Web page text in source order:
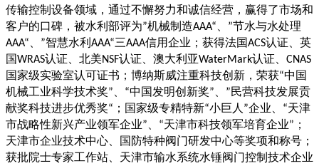
传输控制设备领域，通过不懈努力和诚信经营，赢得了市场和
客户的口碑，被水利部评为”机械制造AAA“ ”节水与水处理
AAA“ ”智慧水利 AAA“三AAA信用企业；获得法国ACS认证、英
国WRAS认证、北美NSF认证、澳大利亚WaterMark认证、 CNAS
国家级实验室认可证书；博纳斯威注重科技创新，荣获“中国
机械工业科学技术奖” “中国发明创新奖” ”民营科技发展贡
献奖科技进步优秀奖“ ；国家级专精特新“小巨人 ”企业、 “天津
市战略性新兴产业领军企业” “天津市科技领军培育企业” ；
天津市企业技术中心、国防特种阀门研发中心等奖项和称号；
获批院士专家工作站、天津市输水系统水锤阀门控制技术企业